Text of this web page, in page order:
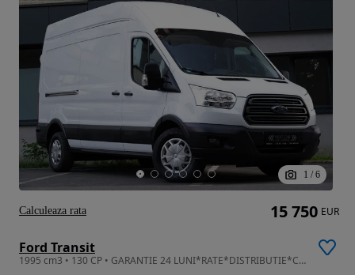
1 / 6
Ford Transit
1995 cm3 • 130 CP • GARANTIE 24 LUNI*RATE*DISTRIBUTIE*Camera*Incalzire scaune*Led-Ca NOU!
15 750 EUR
Calculeaza rata